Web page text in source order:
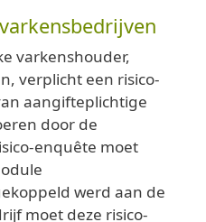
varkenshouder,
verplicht een risico-
aangifteplichtige
door de
enquête moet
werd aan de
moet deze risico-